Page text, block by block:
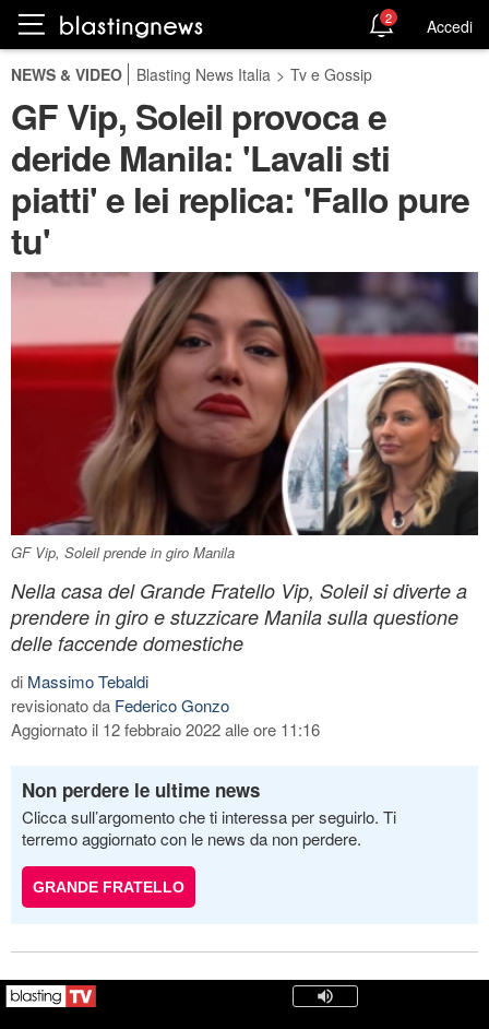
2 Accedi
NEWS & VIDEO Blasting News Italia > Tv e Gossip
GF Vip, Soleil provoca e
deride Manila: 'Lavali sti
piatti' e lei replica: 'Fallo pure
tu'
GF Vip, Soleil prende in giro Manila
Nella casa del Grande Fratello Vip, Soleil si diverte a
prendere in giro e stuzzicare Manila sulla questione
delle faccende domestiche
di Massimo Tebaldi
revisionato da Federico Gonzo
Aggiornato il 12 febbraio 2022 alle ore 11:16
Non perdere le ultime news
Clicca sull’argomento che ti interessa per seguirlo. Ti
terremo aggiornato con le news da non perdere.
GRANDE FRATELLO